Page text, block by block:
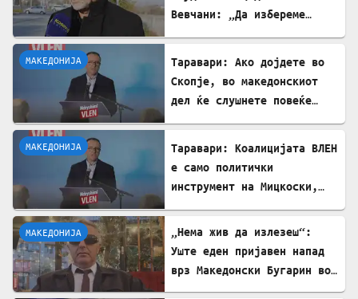
Вевчани: „Да избереме
МАКЕДОНИЈА
Таравари: Ако дојдете во
Скопје, во македонскиот
дел ќе слушнете повеќе
на српски
МАКЕДОНИЈА
Таравари: Коалицијата ВЛЕН
е само политички
инструмент на Мицкоски,
МАКЕДОНИЈА
„Нема жив да излезеш“:
Уште еден пријавен напад
врз Македонски Бугарин во
Вевчани